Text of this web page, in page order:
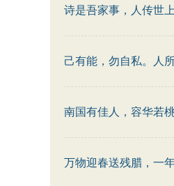
诗是吾家事，人传世上
己有能，勿自私。人
南国有佳人，容华若桃
万物迎春送残腊，一